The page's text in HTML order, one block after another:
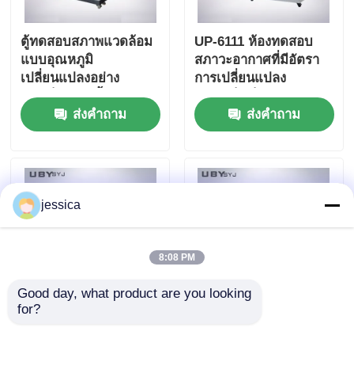
ตู้ทดสอบสภาพแวดล้อม
แบบอุณหภูมิ
เปลี่ยนแปลงอย่าง
รวดเร็วความชื้นสูงพร้อม
เครื่องกำเนิดไอน้ำ รุ่น
UP-6111
ส่งคำถาม
UP-6111 ห้องทดสอบ
สภาวะอากาศที่มีอัตรา
การเปลี่ยนแปลง
ความเร็วเร็ว
ส่งคำถาม
jessica
8:08 PM
Good day, what product are you looking
for?